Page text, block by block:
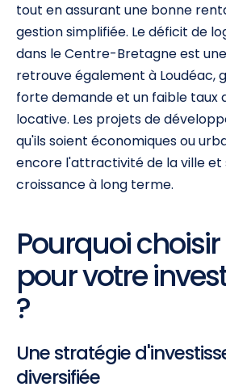
tout en assurant une bonne
gestion simplifiée. Le déficit de
dans le Centre-Bretagne est
retrouve également à Loudéac,
forte demande et un faible taux
locative. Les projets de
qu'ils soient économiques ou
encore l'attractivité de la ville
croissance à long terme.
Pourquoi
pour votre
?
Une stratégie
diversifiée